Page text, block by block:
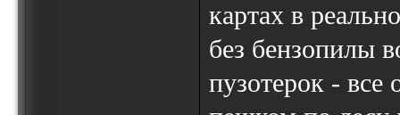
картах в
без бензопилы
пузотерок - все